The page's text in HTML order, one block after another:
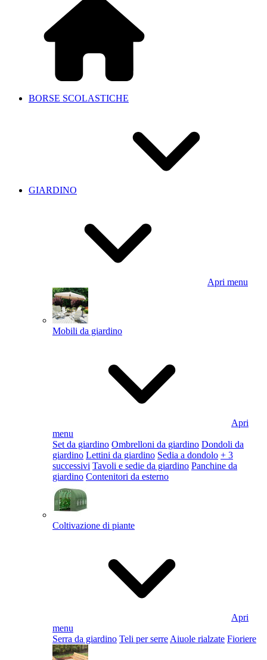
BORSE SCOLASTICHE
GIARDINO
Apri menu
Mobili da giardino
Apri
menu
Set da giardino Ombrelloni da giardino Dondoli da
giardino Lettini da giardino Sedia a dondolo + 3
successivi Tavoli e sedie da giardino Panchine da
giardino Contenitori da esterno
Coltivazione di piante
Apri
menu
Serra da giardino Teli per serre Aiuole rialzate Fioriere